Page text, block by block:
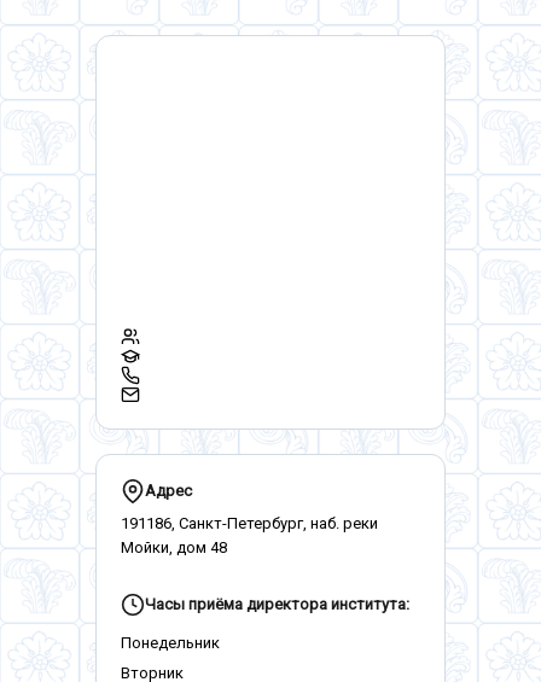
Адрес
191186, Санкт-Петербург, наб. реки
Мойки, дом 48
Часы приёма директора института:
Понедельник
Вторник